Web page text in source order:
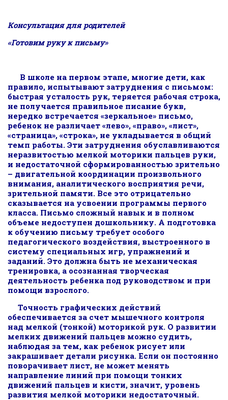
Консультация для родителей
«Готовим руку к письму»
В школе на первом этапе, многие дети, как
правило, испытывают затруднения с письмом:
быстрая усталость рук, теряется рабочая строка,
не получается правильное писание букв,
нередко встречается «зеркальное» письмо,
ребенок не различает «лево», «право», «лист»,
«страница», «строка», не укладывается в общий
темп работы. Эти затруднения обуславливаются
неразвитостью мелкой моторики пальцев руки,
и недостаточной сформированностью зрительно
– двигательной координации произвольного
внимания, аналитического восприятия речи,
зрительной памяти. Все это отрицательно
сказывается на усвоении программы первого
класса. Письмо сложный навык и в полном
объеме недоступен дошкольнику. А подготовка
к обучению письму требует особого
педагогического воздействия, выстроенного в
систему специальных игр, упражнений и
заданий. Это должна быть не механическая
тренировка, а осознанная творческая
деятельность ребенка под руководством и при
помощи взрослого.
Точность графических действий
обеспечивается за счет мышечного контроля
над мелкой (тонкой) моторикой рук. О развитии
мелких движений пальцев можно судить,
наблюдая за тем, как ребенок рисует или
закрашивает детали рисунка. Если он постоянно
поворачивает лист, не может менять
направление линий при помощи тонких
движений пальцев и кисти, значит, уровень
развития мелкой моторики недостаточный.